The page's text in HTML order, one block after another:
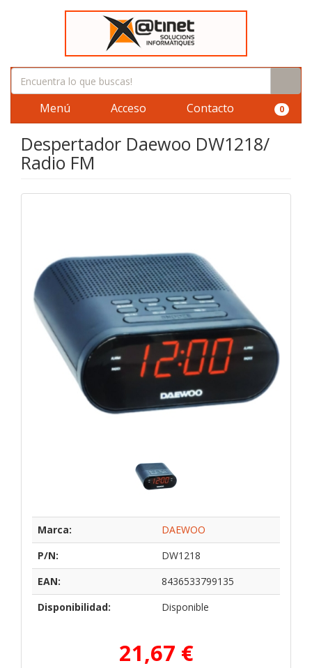
Menú Acceso Contacto 0
Despertador Daewoo DW1218/
Radio FM
Marca:
DAEWOO
P/N:
DW1218
EAN:
8436533799135
Disponibilidad:
Disponible
21,67 €